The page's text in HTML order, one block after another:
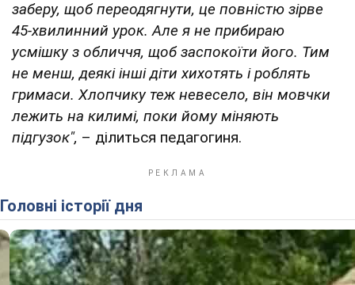
заберу, щоб переодягнути, це повністю зірве
45-хвилинний урок. Але я не прибираю
усмішку з обличчя, щоб заспокоїти його. Тим
не менш, деякі інші діти хихотять і роблять
гримаси. Хлопчику теж невесело, він мовчки
лежить на килимі, поки йому міняють
підгузок", – ділиться педагогиня.
Головні історії дня